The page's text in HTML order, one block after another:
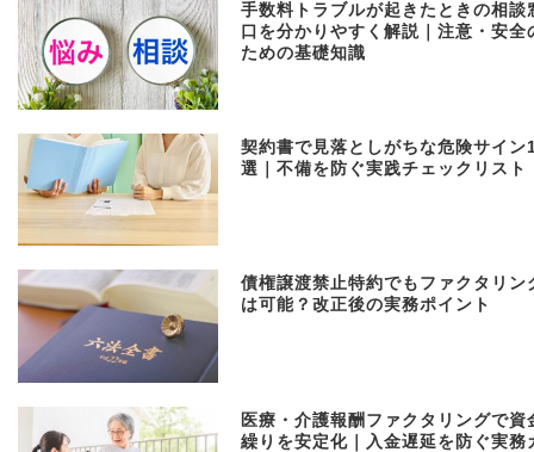
手数料トラブルが起きたときの相談
口を分かりやすく解説｜注意・安全
ための基礎知識
契約書で見落としがちな危険サイン
選｜不備を防ぐ実践チェックリスト
債権譲渡禁止特約でもファクタリン
は可能？改正後の実務ポイント
医療・介護報酬ファクタリングで資
繰りを安定化｜入金遅延を防ぐ実務